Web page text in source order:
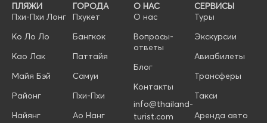
ПЛЯЖИ
Пхи-Пхи Лонг
Ко Ло Ло
Као Лак
Майя Бэй
Районг
Найянг
ГОРОДА
Пхукет
Бангкок
Паттайя
Самуи
Пхи-Пхи
Ао Нанг
О НАС
О нас
Вопросы-
ответы
Блог
Контакты
info@thailand-
turist.com
СЕРВИСЫ
Туры
Экскурсии
Авиабилеты
Трансферы
Такси
Аренда авто